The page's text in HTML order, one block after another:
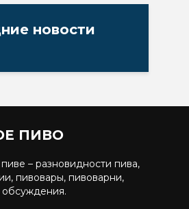
новости
ПИВО
– разновидности пива,
пивовары, пивоварни,
обсуждения.